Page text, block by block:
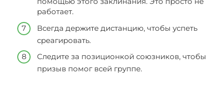
работает.
Всегда держите дистанцию, чтобы успеть
среагировать.
Следите за позиционкой союзников, чтобы
призыв помог всей группе.